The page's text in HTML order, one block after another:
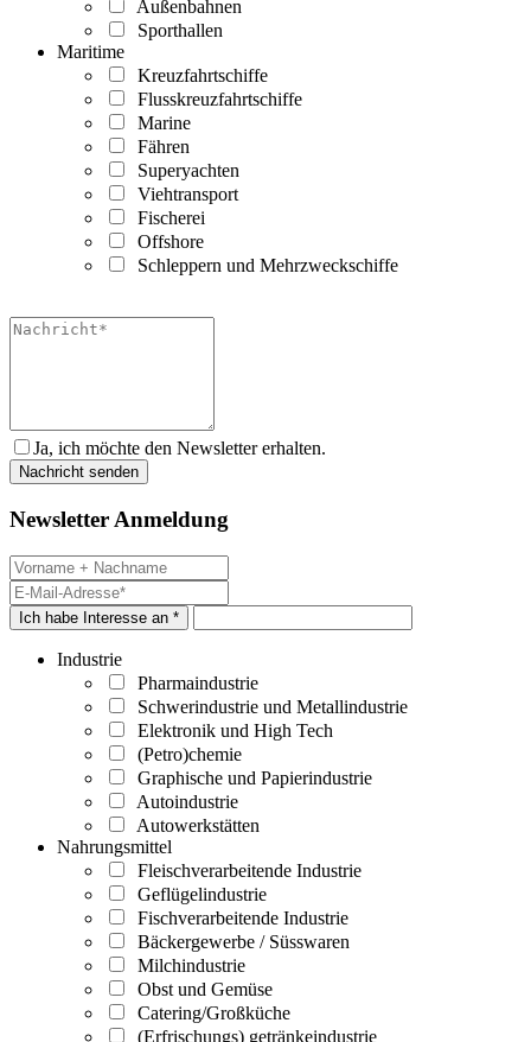
Außenbahnen
Sporthallen
Maritime
Kreuzfahrtschiffe
Flusskreuzfahrtschiffe
Marine
Fähren
Superyachten
Viehtransport
Fischerei
Offshore
Schleppern und Mehrzweckschiffe
Ja, ich möchte den Newsletter erhalten.
Newsletter Anmeldung
Ich habe Interesse an *
Industrie
Pharmaindustrie
Schwerindustrie und Metallindustrie
Elektronik und High Tech
(Petro)chemie
Graphische und Papierindustrie
Autoindustrie
Autowerkstätten
Nahrungsmittel
Fleischverarbeitende Industrie
Geflügelindustrie
Fischverarbeitende Industrie
Bäckergewerbe / Süsswaren
Milchindustrie
Obst und Gemüse
Catering/Großküche
(Erfrischungs) getränkeindustrie